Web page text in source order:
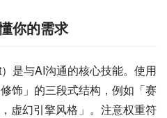
你的需求
是与AI沟通的核心技能。使用
饰」的三段式结构，例如「赛
虚幻引擎风格」。注意权重符